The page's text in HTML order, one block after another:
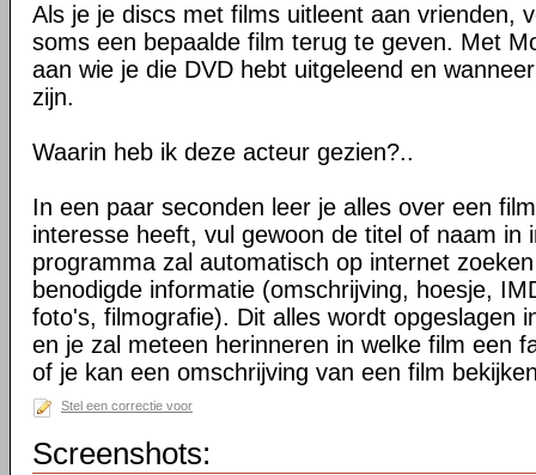
Als je je discs met films uitleent aan vrienden,
soms een bepaalde film terug te geven. Met
aan wie je die DVD hebt uitgeleend en
zijn.
Waarin heb ik deze acteur gezien?..
In een paar seconden leer je alles over een
interesse heeft, vul gewoon de titel of naam in
programma zal automatisch op internet
benodigde informatie (omschrijving, hoesje,
foto's, filmografie). Dit alles wordt opgeslagen
en je zal meteen herinneren in welke film een
of je kan een omschrijving van een film
Stel een correctie voor
Screenshots: